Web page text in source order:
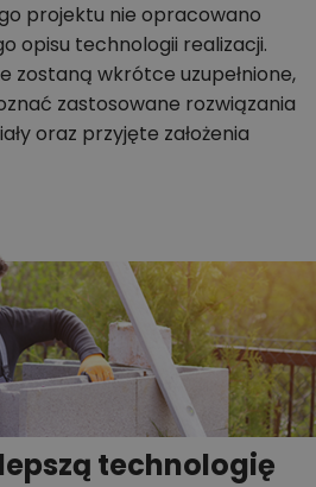
projektu nie opracowano
opisu technologii realizacji.
zostaną wkrótce uzupełnione,
zastosowane rozwiązania
oraz przyjęte założenia
technologię